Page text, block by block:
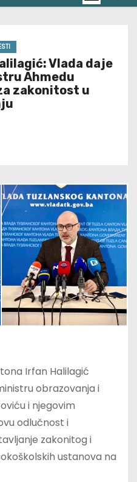
Vlada daje
Ahmedu
zakonitost u
Irfan Halilagić
obrazovanja i
i njegovim
odlučnost i
zakonitog i
ustanova na